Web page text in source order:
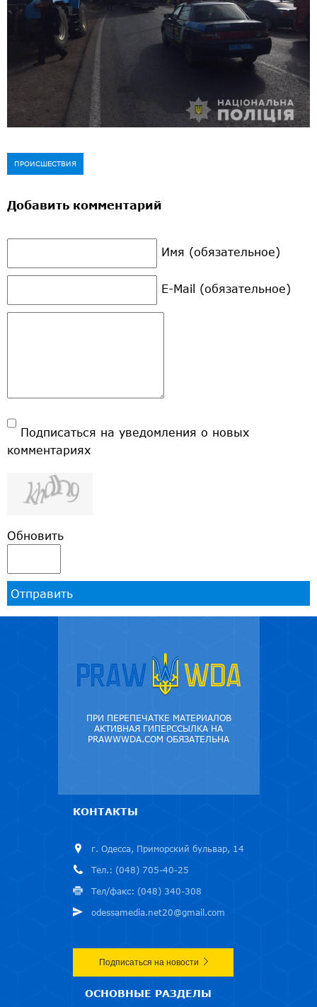
ПРОИСШЕСТВИЯ
Добавить комментарий
Имя (обязательное)
E-Mail (обязательное)
Подписаться на уведомления о новых
комментариях
Обновить
Отправить
ПРИ ПЕРЕПЕЧАТКЕ МАТЕРИАЛОВ
АКТИВНАЯ ГИПЕРССЫЛКА НА
PRAWWWDA.COM ОБЯЗАТЕЛЬНА
КОНТАКТЫ
г. Одесса, Приморский бульвар, 14
Тел.: (048) 705-40-25
Тел/факс: (048) 340-308
odessamedia.net20@gmail.com
Подписаться на новости
ОСНОВНЫЕ РАЗДЕЛЫ